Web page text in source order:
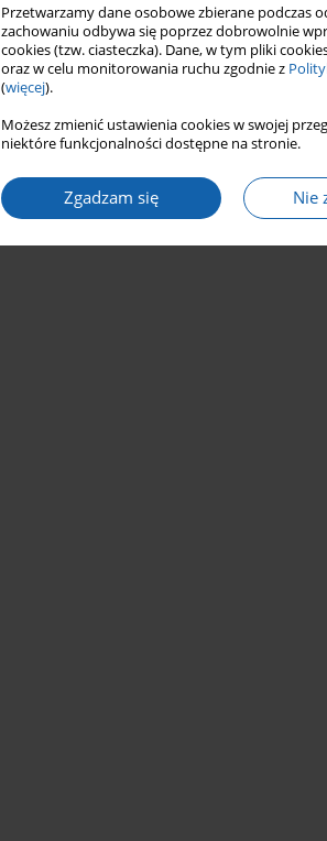
Przetwarzamy dane osobowe zbierane podczas
zachowaniu odbywa się poprzez dobrowolnie
cookies (tzw. ciasteczka). Dane, w tym pliki
oraz w celu monitorowania ruchu zgodnie z
(więcej).
Możesz zmienić ustawienia cookies w swojej
niektóre funkcjonalności dostępne na stronie.
Zgadzam się Nie